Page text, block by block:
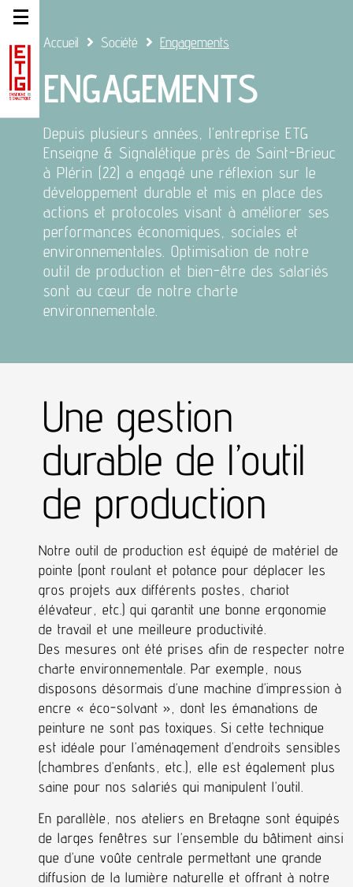
Accueil Société Engagements
ENGAGEMENTS
Depuis plusieurs années, l’entreprise ETG
Enseigne & Signalétique près de Saint-Brieuc
à Plérin (22) a engagé une réflexion sur le
développement durable et mis en place des
actions et protocoles visant à améliorer ses
performances économiques, sociales et
environnementales. Optimisation de notre
outil de production et bien-être des salariés
sont au cœur de notre charte
environnementale.
Une gestion
durable de l’outil
de production
Notre outil de production est équipé de matériel de
pointe (pont roulant et potance pour déplacer les
gros projets aux différents postes, chariot
élévateur, etc.) qui garantit une bonne ergonomie
de travail et une meilleure productivité.
Des mesures ont été prises afin de respecter notre
charte environnementale. Par exemple, nous
disposons désormais d’une machine d’impression à
encre « éco-solvant », dont les émanations de
peinture ne sont pas toxiques. Si cette technique
est idéale pour l’aménagement d’endroits sensibles
(chambres d’enfants, etc.), elle est également plus
saine pour nos salariés qui manipulent l’outil.
En parallèle, nos ateliers en Bretagne sont équipés
de larges fenêtres sur l’ensemble du bâtiment ainsi
que d’une voûte centrale permettant une grande
diffusion de la lumière naturelle et offrant à notre